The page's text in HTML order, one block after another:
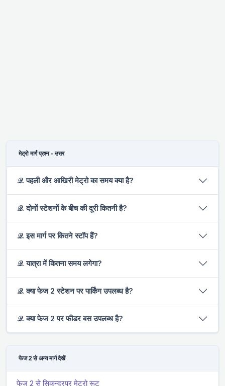
मेट्रो मार्ग प्रश्न - उत्तर
𝒬. पहली और आखिरी मेट्रो का समय क्या है?
𝒬. दोनों स्टेशनों के बीच की दूरी कितनी है?
𝒬. इस मार्ग पर कितने स्टॉप हैं?
𝒬. यात्रा में कितना समय लगेगा?
𝒬. क्या फेज 2 स्टेशन पर पार्किंग उपलब्ध है?
𝒬. क्या फेज 2 पर फीडर बस उपलब्ध है?
फेज 2 से अन्य मार्ग देखें
फेज 2 से सिकन्दरपुर मेट्रो रूट